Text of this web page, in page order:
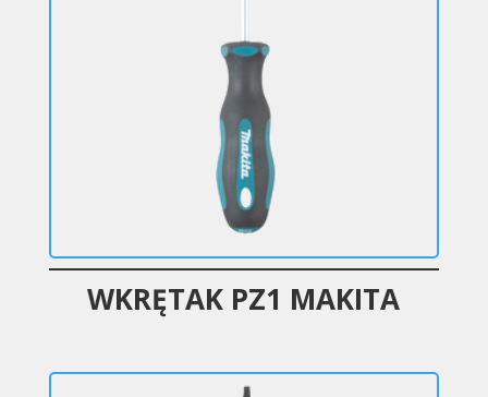
WKRĘTAK PZ1 MAKITA